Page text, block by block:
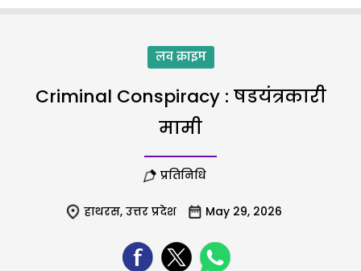
लव क्राइम
Criminal Conspiracy : षडयंत्रकारी
मामी
प्रतिनिधि
हाथरस, उत्तर प्रदेश May 29, 2026